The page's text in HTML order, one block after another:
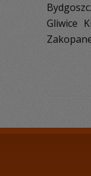
Gliwice